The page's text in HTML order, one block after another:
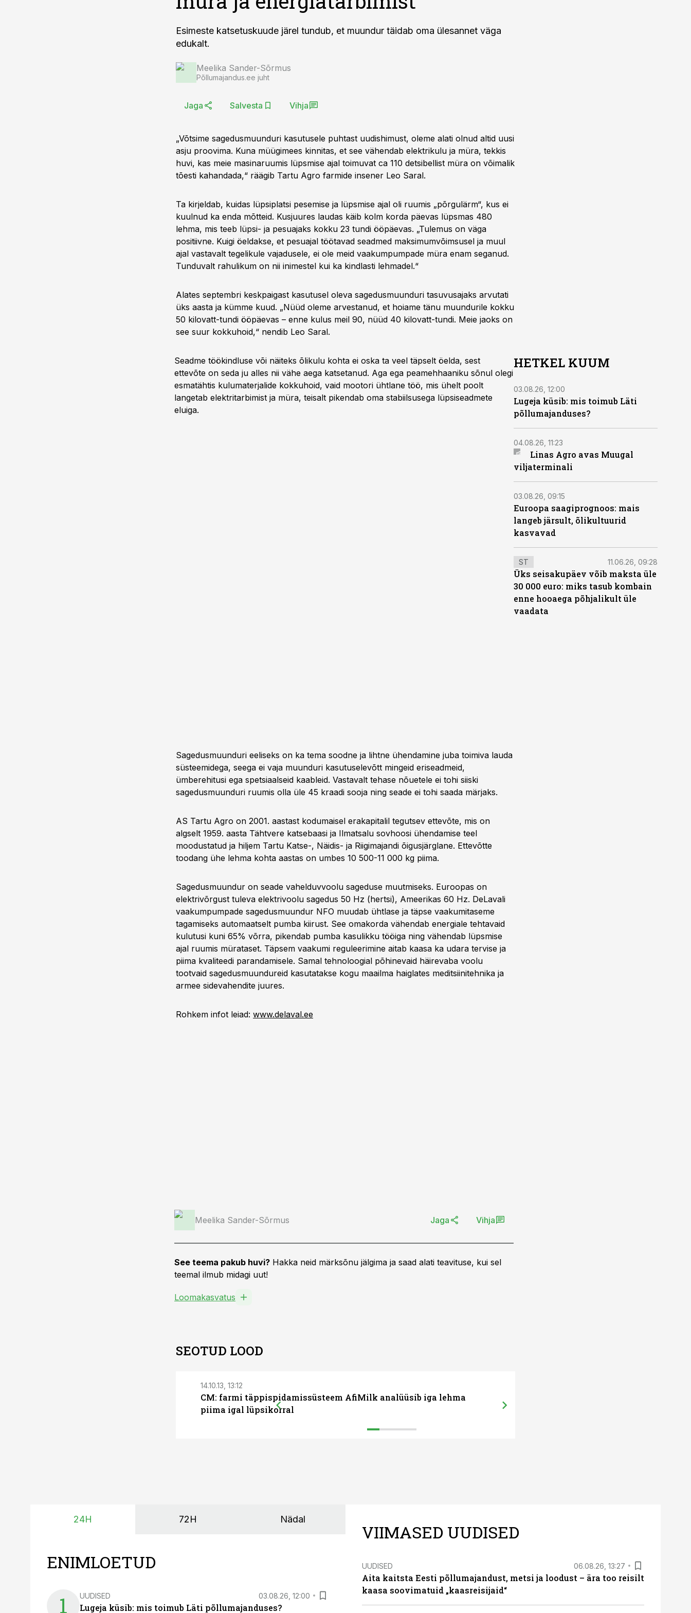
Esimeste katsetuskuude järel tundub, et muundur täidab oma ülesannet väga
edukalt.
Meelika Sander-Sõrmus
Põllumajandus.ee juht
Jaga Salvesta Vihja
„Võtsime sagedusmuunduri kasutusele puhtast uudishimust, oleme alati olnud altid uusi
asju proovima. Kuna müügimees kinnitas, et see vähendab elektrikulu ja müra, tekkis
huvi, kas meie masinaruumis lüpsmise ajal toimuvat ca 110 detsibellist müra on võimalik
tõesti kahandada,“ räägib Tartu Agro farmide insener Leo Saral.
Ta kirjeldab, kuidas lüpsiplatsi pesemise ja lüpsmise ajal oli ruumis „põrgulärm“, kus ei
kuulnud ka enda mõtteid. Kusjuures laudas käib kolm korda päevas lüpsmas 480
lehma, mis teeb lüpsi- ja pesuajaks kokku 23 tundi ööpäevas. „Tulemus on väga
positiivne. Kuigi öeldakse, et pesuajal töötavad seadmed maksimumvõimsusel ja muul
ajal vastavalt tegelikule vajadusele, ei ole meid vaakumpumpade müra enam seganud.
Tunduvalt rahulikum on nii inimestel kui ka kindlasti lehmadel.“
Alates septembri keskpaigast kasutusel oleva sagedusmuunduri tasuvusajaks arvutati
üks aasta ja kümme kuud. „Nüüd oleme arvestanud, et hoiame tänu muundurile kokku
50 kilovatt-tundi ööpäevas – enne kulus meil 90, nüüd 40 kilovatt-tundi. Meie jaoks on
see suur kokkuhoid,“ nendib Leo Saral.
Seadme töökindluse või näiteks õlikulu kohta ei oska ta veel täpselt öelda, sest
ettevõte on seda ju alles nii vähe aega katsetanud. Aga ega peamehhaaniku sõnul olegi
esmatähtis kulumaterjalide kokkuhoid, vaid mootori ühtlane töö, mis ühelt poolt
langetab elektritarbimist ja müra, teisalt pikendab oma stabiilsusega lüpsiseadmete
eluiga.
HETKEL KUUM
03.08.26, 12:00
Lugeja küsib: mis toimub Läti
põllumajanduses?
04.08.26, 11:23
Linas Agro avas Muugal
viljaterminali
03.08.26, 09:15
Euroopa saagiprognoos: mais
langeb järsult, õlikultuurid
kasvavad
ST 11.06.26, 09:28
Üks seisakupäev võib maksta üle
30 000 euro: miks tasub kombain
enne hooaega põhjalikult üle
vaadata
Sagedusmuunduri eeliseks on ka tema soodne ja lihtne ühendamine juba toimiva lauda
süsteemidega, seega ei vaja muunduri kasutuselevõtt mingeid eriseadmeid,
ümberehitusi ega spetsiaalseid kaableid. Vastavalt tehase nõuetele ei tohi siiski
sagedusmuunduri ruumis olla üle 45 kraadi sooja ning seade ei tohi saada märjaks.
AS Tartu Agro on 2001. aastast kodumaisel erakapitalil tegutsev ettevõte, mis on
algselt 1959. aasta Tähtvere katsebaasi ja Ilmatsalu sovhoosi ühendamise teel
moodustatud ja hiljem Tartu Katse-, Näidis- ja Riigimajandi õigusjärglane. Ettevõtte
toodang ühe lehma kohta aastas on umbes 10 500-11 000 kg piima.
Sagedusmuundur on seade vahelduvvoolu sageduse muutmiseks. Euroopas on
elektrivõrgust tuleva elektrivoolu sagedus 50 Hz (hertsi), Ameerikas 60 Hz. DeLavali
vaakumpumpade sagedusmuundur NFO muudab ühtlase ja täpse vaakumitaseme
tagamiseks automaatselt pumba kiirust. See omakorda vähendab energiale tehtavaid
kulutusi kuni 65% võrra, pikendab pumba kasulikku tööiga ning vähendab lüpsmise
ajal ruumis mürataset. Täpsem vaakumi reguleerimine aitab kaasa ka udara tervise ja
piima kvaliteedi parandamisele. Samal tehnoloogial põhinevaid häirevaba voolu
tootvaid sagedusmuundureid kasutatakse kogu maailma haiglates meditsiinitehnika ja
armee sidevahendite juures.
Rohkem infot leiad: www.delaval.ee
Meelika Sander-Sõrmus Jaga Vihja
See teema pakub huvi? Hakka neid märksõnu jälgima ja saad alati teavituse, kui sel
teemal ilmub midagi uut!
Loomakasvatus
SEOTUD LOOD
14.10.13, 13:12
CM: farmi täppispidamissüsteem AfiMilk analüüsib iga lehma
piima igal lüpsikorral
24H 72H Nädal
ENIMLOETUD
1 UUDISED 03.08.26, 12:00
Lugeja küsib: mis toimub Läti põllumajanduses?
VIIMASED UUDISED
UUDISED 06.08.26, 13:27
Aita kaitsta Eesti põllumajandust, metsi ja loodust – ära too reisilt
kaasa soovimatuid „kaasreisijaid“